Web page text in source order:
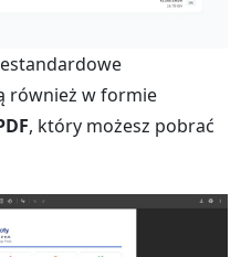
również w formie
, który możesz pobrać